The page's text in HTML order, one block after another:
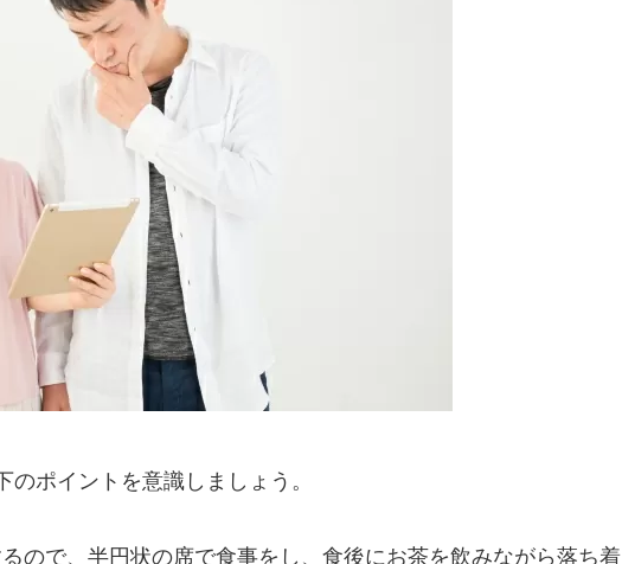
ポイントを意識しましょう。
ので、半円状の席で食事をし、食後にお茶を飲みながら落ち着